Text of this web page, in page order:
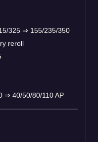
325 ⇒ 155/235/350
reroll
⇒ 40/50/80/110 AP